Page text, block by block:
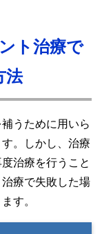
ト治療で
法
うために用いら
。しかし、治療
治療を行うこと
療で失敗した場
す。